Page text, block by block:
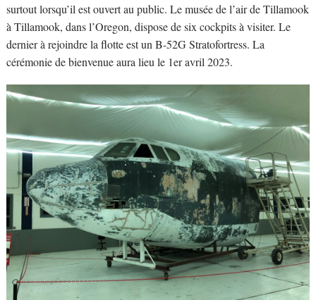
surtout lorsqu’il est ouvert au public. Le musée de l’air de Tillamook
à Tillamook, dans l’Oregon, dispose de six cockpits à visiter. Le
dernier à rejoindre la flotte est un B-52G Stratofortress. La
cérémonie de bienvenue aura lieu le 1er avril 2023.